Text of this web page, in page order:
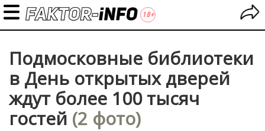
Подмосковные библиотеки
в День открытых дверей
ждут более 100 тысяч
гостей (2 фото)